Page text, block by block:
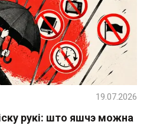
рукі: што яшчэ можна
19.07.2026